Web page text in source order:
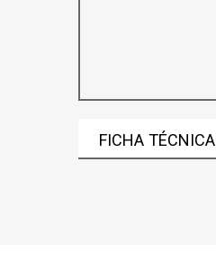
FICHA TÉCNICA